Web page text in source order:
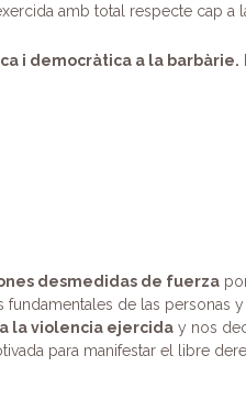
amb total respecte cap a
i democràtica a la barbàrie.
desmedidas de fuerza
de las personas y
la violencia ejerciday nos
para manifestar el libre